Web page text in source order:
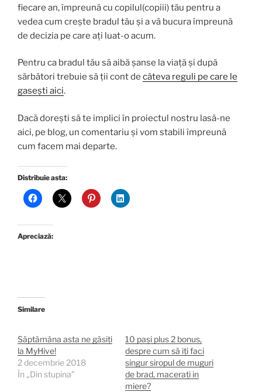
fiecare an, împreună cu copilul(copiii) tău pentru a
vedea cum crește bradul tău și a vă bucura împreună
de decizia pe care ați luat-o acum.
Pentru ca bradul tău să aibă șanse la viață și după
sărbători trebuie să ții cont de câteva reguli pe care le
gasești aici.
Dacă dorești să te implici în proiectul nostru lasă-ne
aici, pe blog, un comentariu și vom stabili împreună
cum facem mai departe.
Distribuie asta:
Apreciază:
Similare
Săptămâna asta ne găsiți
la MyHive!
2 decembrie 2018
În „Din stupina”
10 pași plus 2 bonus,
despre cum să iți faci
singur siropul de muguri
de brad, macerați in
miere?